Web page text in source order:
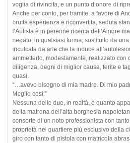
voglia di rivincita, e un punto d’onore di
Anche per conto, per tramite, a favore di
brutta esperienza e riconvertita, seduta
l’Autista è in perenne ricerca dell’Amore
negato, in qualsiasi forma, sostituito da
inculcata da arte che la induce
ammetterlo, modestamente, realizzato con
diligenza, degni di miglior causa, ferite e
quasi.
“…avevo bisogno di mia madre. Di mio
Meglio così.”
Nessuna delle due, in realtà, è quanto
della matrona dell’alta borghesia
consorte di un noto professionista con
proprietà nel quartiere più esclusivo della
giro con tanto di pistola con matricola